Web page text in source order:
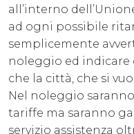
all’interno
ad ogni possibile
semplicemente
noleggio ed indicare
che la città, che si
Nel noleggio
tariffe ma saranno
servizio assistenza